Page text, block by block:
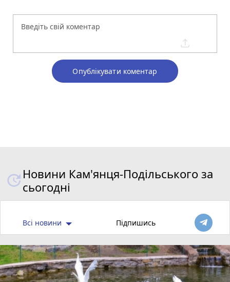
Опублікувати коментар
Новини Кам'янця-Подільського за
сьогодні
Всі новини Підпишись